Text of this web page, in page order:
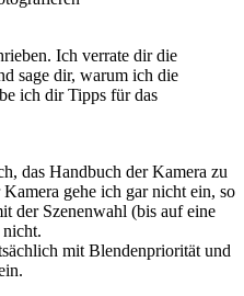
Ich verrate dir die
sage dir, warum ich die
ich dir Tipps für das
das Handbuch der Kamera zu
gehe ich gar nicht ein, so
der Szenenwahl (bis auf eine
mit Blendenpriorität und